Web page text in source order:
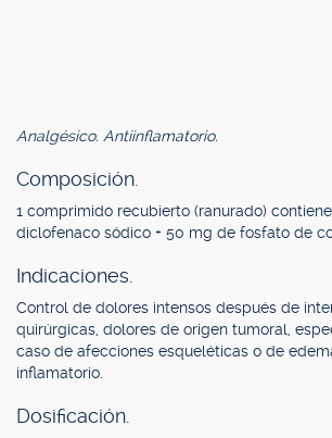
Analgésico. Antiinflamatorio.
Composición.
1 comprimido recubierto (ranurado)
diclofenaco sódico + 50 mg de fosfato de
Indicaciones.
Control de dolores intensos después de
quirúrgicas, dolores de origen tumoral,
caso de afecciones esqueléticas o de
inflamatorio.
Dosificación.